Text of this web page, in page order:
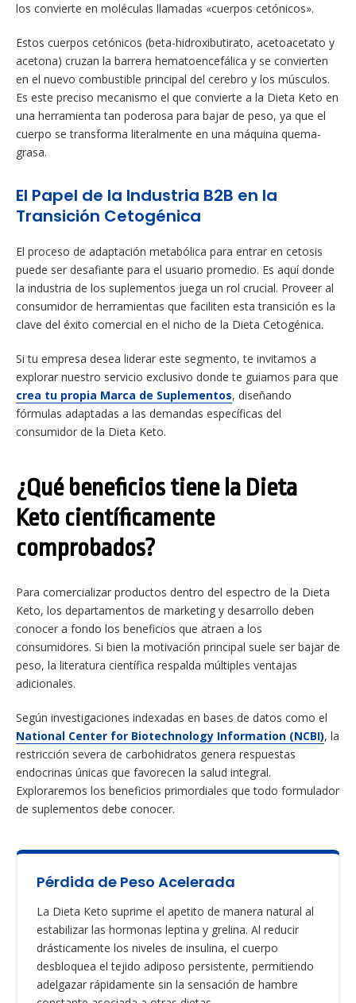
los convierte en moléculas llamadas «cuerpos cetónicos».
Estos cuerpos cetónicos (beta-hidroxibutirato, acetoacetato y
acetona) cruzan la barrera hematoencefálica y se convierten
en el nuevo combustible principal del cerebro y los músculos.
Es este preciso mecanismo el que convierte a la Dieta Keto en
una herramienta tan poderosa para bajar de peso, ya que el
cuerpo se transforma literalmente en una máquina quema-
grasa.
El Papel de la Industria B2B en la
Transición Cetogénica
El proceso de adaptación metabólica para entrar en cetosis
puede ser desafiante para el usuario promedio. Es aquí donde
la industria de los suplementos juega un rol crucial. Proveer al
consumidor de herramientas que faciliten esta transición es la
clave del éxito comercial en el nicho de la Dieta Cetogénica.
Si tu empresa desea liderar este segmento, te invitamos a
explorar nuestro servicio exclusivo donde te guiamos para que
crea tu propia Marca de Suplementos, diseñando
fórmulas adaptadas a las demandas específicas del
consumidor de la Dieta Keto.
¿Qué beneficios tiene la Dieta
Keto científicamente
comprobados?
Para comercializar productos dentro del espectro de la Dieta
Keto, los departamentos de marketing y desarrollo deben
conocer a fondo los beneficios que atraen a los
consumidores. Si bien la motivación principal suele ser bajar de
peso, la literatura científica respalda múltiples ventajas
adicionales.
Según investigaciones indexadas en bases de datos como el
National Center for Biotechnology Information (NCBI), la
restricción severa de carbohidratos genera respuestas
endocrinas únicas que favorecen la salud integral.
Exploraremos los beneficios primordiales que todo formulador
de suplementos debe conocer.
Pérdida de Peso Acelerada
La Dieta Keto suprime el apetito de manera natural al
estabilizar las hormonas leptina y grelina. Al reducir
drásticamente los niveles de insulina, el cuerpo
desbloquea el tejido adiposo persistente, permitiendo
adelgazar rápidamente sin la sensación de hambre